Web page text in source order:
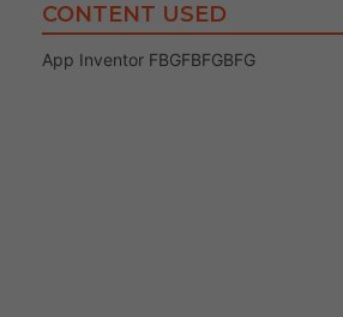
CONTENT USED
App Inventor FBGFBFGBFG